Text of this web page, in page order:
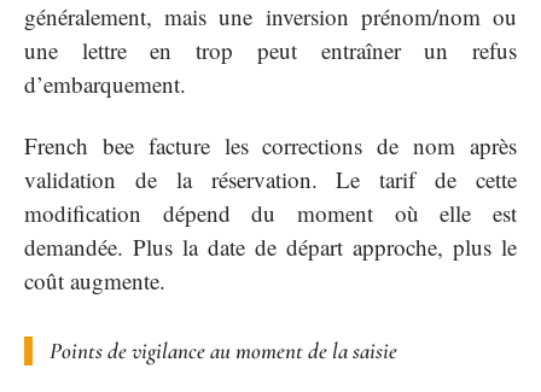
généralement, mais une inversion prénom/nom ou
une lettre en trop peut entraîner un refus
d’embarquement.
French bee facture les corrections de nom après
validation de la réservation. Le tarif de cette
modification dépend du moment où elle est
demandée. Plus la date de départ approche, plus le
coût augmente.
Points de vigilance au moment de la saisie